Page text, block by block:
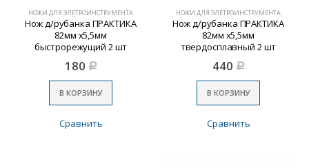
НОЖИ ДЛЯ ЭЛЕТРОИНСТРУМЕНТА
Нож д/рубанка ПРАКТИКА
82мм х5,5мм
быстрорежущий 2 шт
180 Р
В КОРЗИНУ
Сравнить
НОЖИ ДЛЯ ЭЛЕТРОИНСТРУМЕНТА
Нож д/рубанка ПРАКТИКА
82мм х5,5мм
твердосплавный 2 шт
440 Р
В КОРЗИНУ
Сравнить